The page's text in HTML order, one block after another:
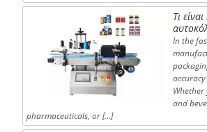
Τι
In the
and
pharmaceuticals, or […]